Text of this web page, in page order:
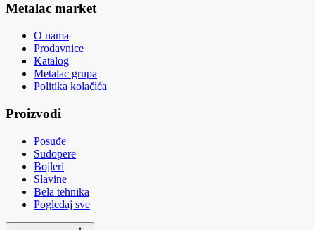
Metalac market
O nama
Prodavnice
Katalog
Metalac grupa
Politika kolačića
Proizvodi
Posuđe
Sudopere
Bojleri
Slavine
Bela tehnika
Pogledaj sve